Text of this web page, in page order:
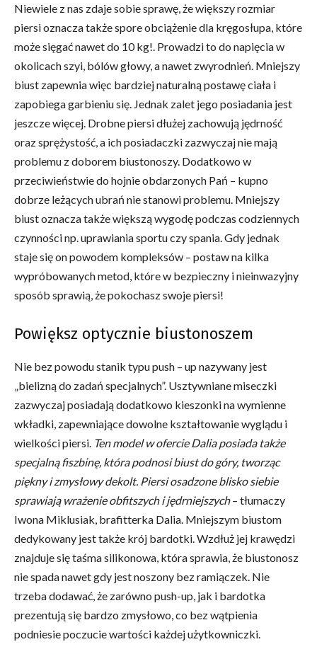
Niewiele z nas zdaje sobie sprawę, że większy rozmiar
piersi oznacza także spore obciążenie dla kręgosłupa, które
może sięgać nawet do 10 kg!. Prowadzi to do napięcia w
okolicach szyi, bólów głowy, a nawet zwyrodnień. Mniejszy
biust zapewnia więc bardziej naturalną postawę ciała i
zapobiega garbieniu się. Jednak zalet jego posiadania jest
jeszcze więcej. Drobne piersi dłużej zachowują jędrność
oraz sprężystość, a ich posiadaczki zazwyczaj nie mają
problemu z doborem biustonoszy. Dodatkowo w
przeciwieństwie do hojnie obdarzonych Pań – kupno
dobrze leżących ubrań nie stanowi problemu. Mniejszy
biust oznacza także większą wygodę podczas codziennych
czynności np. uprawiania sportu czy spania. Gdy jednak
staje się on powodem kompleksów – postaw na kilka
wypróbowanych metod, które w bezpieczny i nieinwazyjny
sposób sprawią, że pokochasz swoje piersi!
Powiększ optycznie biustonoszem
Nie bez powodu stanik typu push – up nazywany jest
„bielizną do zadań specjalnych”. Usztywniane miseczki
zazwyczaj posiadają dodatkowo kieszonki na wymienne
wkładki, zapewniające dowolne kształtowanie wyglądu i
wielkości piersi. Ten model w ofercie Dalia posiada także
specjalną fiszbinę, która podnosi biust do góry, tworząc
piękny i zmysłowy dekolt. Piersi osadzone blisko siebie
sprawiają wrażenie obfitszych i jędrniejszych– tłumaczy
Iwona Miklusiak, brafitterka Dalia. Mniejszym biustom
dedykowany jest także krój bardotki. Wzdłuż jej krawędzi
znajduje się taśma silikonowa, która sprawia, że biustonosz
nie spada nawet gdy jest noszony bez ramiączek. Nie
trzeba dodawać, że zarówno push-up, jak i bardotka
prezentują się bardzo zmysłowo, co bez wątpienia
podniesie poczucie wartości każdej użytkowniczki.